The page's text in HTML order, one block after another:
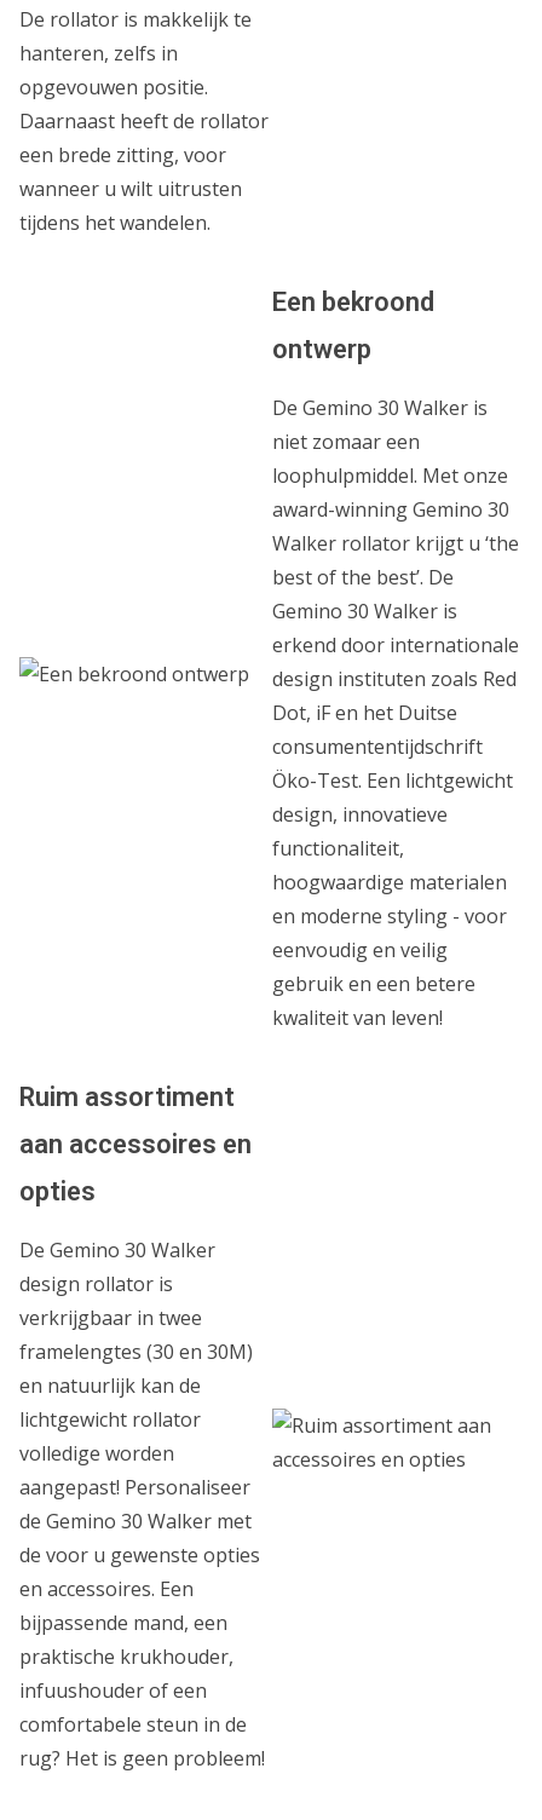
De rollator is makkelijk te
hanteren, zelfs in
opgevouwen positie.
Daarnaast heeft de rollator
een brede zitting, voor
wanneer u wilt uitrusten
tijdens het wandelen.
Een bekroond
ontwerp
De Gemino 30 Walker is
niet zomaar een
loophulpmiddel. Met onze
award-winning Gemino 30
Walker rollator krijgt u ‘the
best of the best’. De
Gemino 30 Walker is
erkend door internationale
design instituten zoals Red
Dot, iF en het Duitse
consumententijdschrift
Öko-Test. Een lichtgewicht
design, innovatieve
functionaliteit,
hoogwaardige materialen
en moderne styling - voor
eenvoudig en veilig
gebruik en een betere
kwaliteit van leven!
Ruim assortiment
aan accessoires en
opties
De Gemino 30 Walker
design rollator is
verkrijgbaar in twee
framelengtes (30 en 30M)
en natuurlijk kan de
lichtgewicht rollator
volledige worden
aangepast! Personaliseer
de Gemino 30 Walker met
de voor u gewenste opties
en accessoires. Een
bijpassende mand, een
praktische krukhouder,
infuushouder of een
comfortabele steun in de
rug? Het is geen probleem!